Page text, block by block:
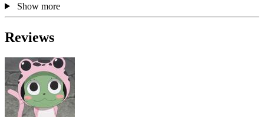
Show more
Reviews